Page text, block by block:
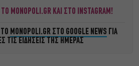
MONOPOLI.GR ΚΑΙ ΣΤΟ INSTAGRAM!
MONOPOLI.GR ΣΤΟ GOOGLE NEWS ΓΙΑ
ΤΙΣ ΕΙΔΗΣΕΙΣ ΤΗΣ ΗΜΕΡΑΣ